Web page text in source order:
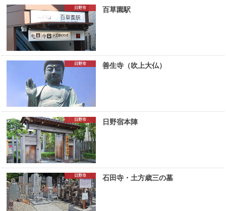
日野市 百草園駅
日野市 善生寺（吹上大仏）
日野市 日野宿本陣
日野市 石田寺・土方歳三の墓